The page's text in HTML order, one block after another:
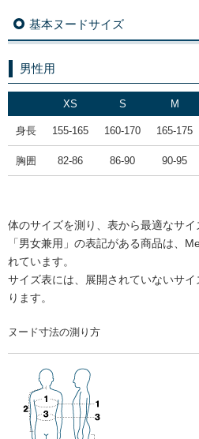
基本ヌードサイズ
男性用
XS S M
身長 155-165 160-170 165-175
胸囲 82-86 86-90 90-95
体のサイズを測り、表から最適なサイ
「男女兼用」の表記がある商品は、
れています。
サイズ表には、展開されていないサ
ります。
ヌード寸法の測り方